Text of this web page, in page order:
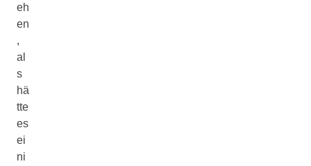
eh
en
,
al
s
hä
tte
es
ei
ni